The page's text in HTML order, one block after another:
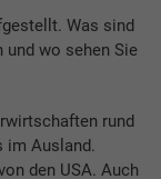
Was sind
und wo sehen Sie
rund
im Ausland.
den USA. Auch